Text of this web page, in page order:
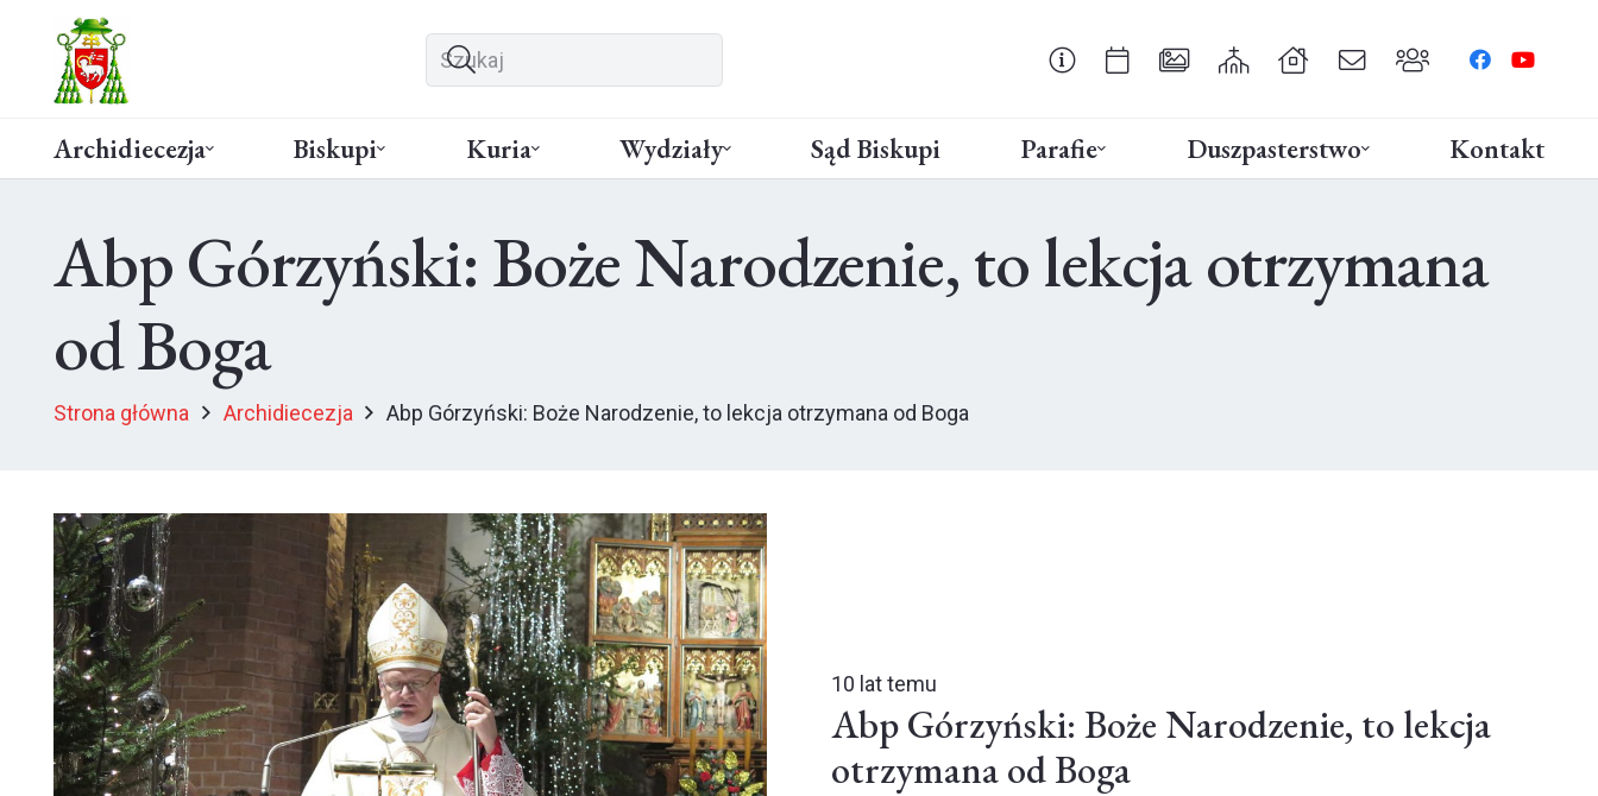
Archidiecezja Biskupi Kuria Wydziały Sąd Biskupi Parafie Duszpasterstwo Kontakt
Abp Górzyński: Boże Narodzenie, to lekcja otrzymana
od Boga
Strona główna Archidiecezja Abp Górzyński: Boże Narodzenie, to lekcja otrzymana od Boga
10 lat temu
Abp Górzyński: Boże Narodzenie, to lekcja
otrzymana od Boga